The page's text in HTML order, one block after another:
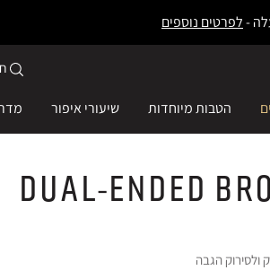
לפרטים נוספים
הטבות מיוחדות שיעורי איפור
Dual-Ended
ולסירוק הגבה